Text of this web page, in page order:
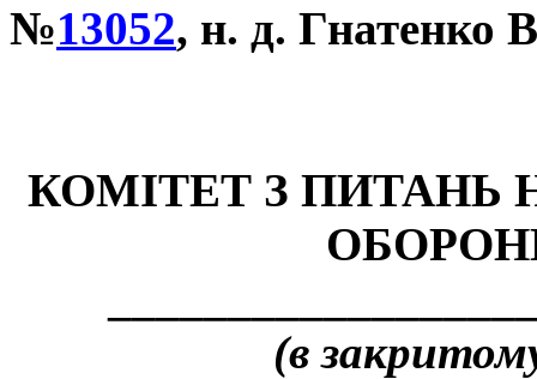
№13052, н. д.
КОМІТЕТ З ПИТАНЬ
(в